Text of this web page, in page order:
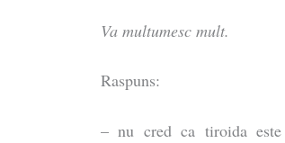
Va multumesc mult.
Raspuns:
– nu cred ca tiroida